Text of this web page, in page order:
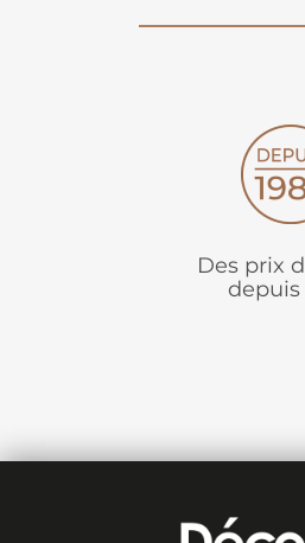
Des prix
depuis